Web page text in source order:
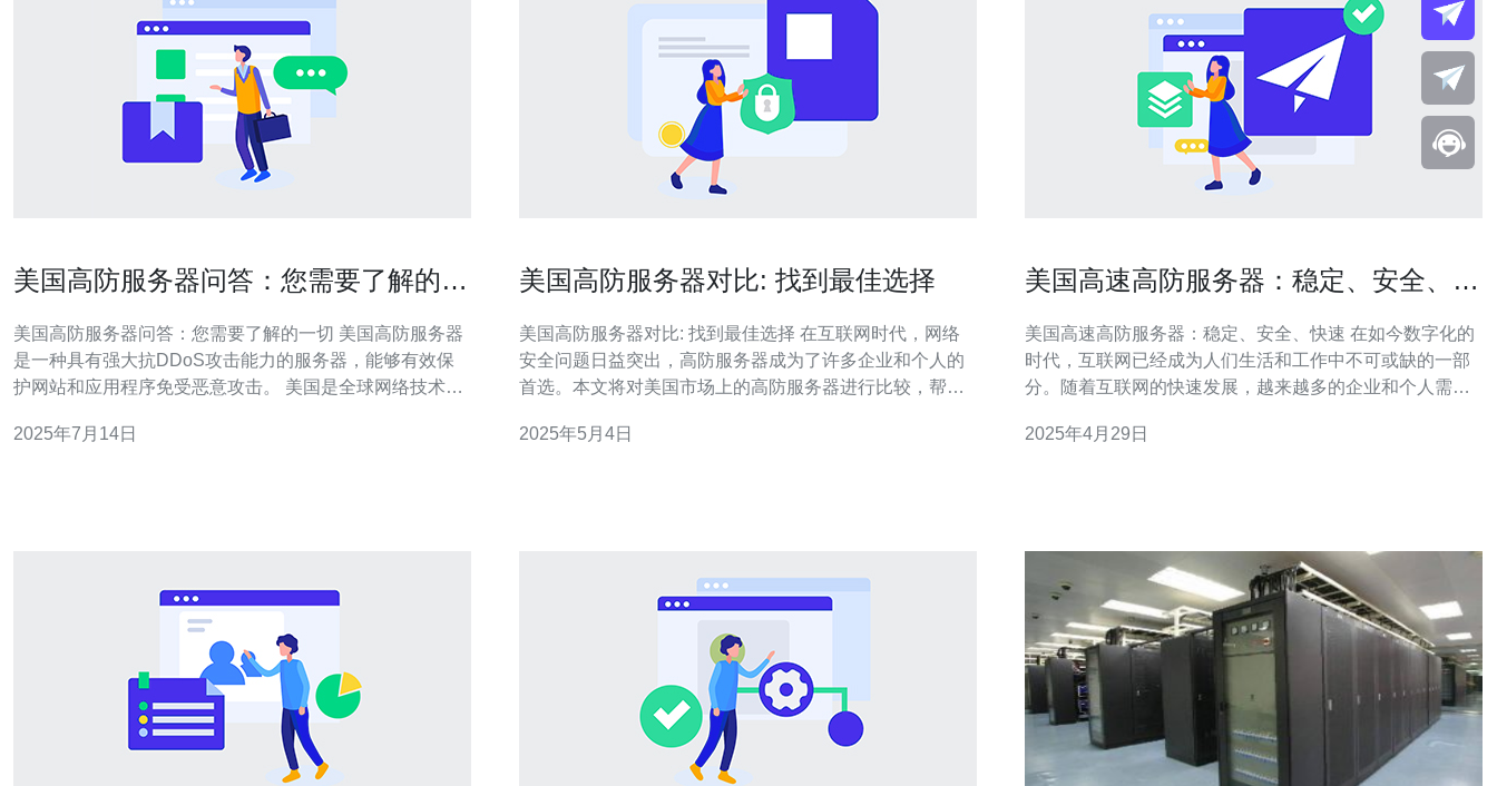
美国高防服务器问答：您需要了解的一
美国高防服务器问答：您需要了解的一切 美国高防服务器
是一种具有强大抗DDoS攻击能力的服务器，能够有效保
护网站和应用程序免受恶意攻击。 美国是全球网络技术发
美国高防服务器可以获得更稳定、更安全的网络环境。 1.
2025年7月14日
美国高防服务器对比: 找到最佳选择
美国高防服务器对比: 找到最佳选择 在互联网时代，网络
安全问题日益突出，高防服务器成为了许多企业和个人的
首选。本文将对美国市场上的高防服务器进行比较，帮助
经验的知名公司。他们的服务器采用先进的防御技术，能
2025年5月4日
美国高速高防服务器：稳定、安全、快
美国高速高防服务器：稳定、安全、快速 在如今数字化的
时代，互联网已经成为人们生活和工作中不可或缺的一部
分。随着互联网的快速发展，越来越多的企业和个人需要
程序。美国高速高防服务器正是满足这一需求的理想选
2025年4月29日